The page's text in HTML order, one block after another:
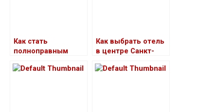
Как стать
полноправным
Израиля
Как выбрать отель
в центре Санкт-